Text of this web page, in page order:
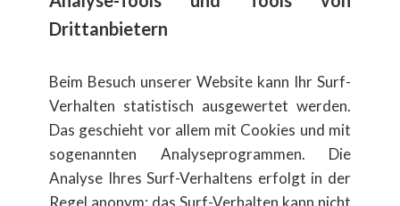
Drittanbietern
Beim Besuch unserer Website kann Ihr Surf-
Verhalten statistisch ausgewertet werden.
Das geschieht vor allem mit Cookies und mit
sogenannten Analyseprogrammen. Die
Analyse Ihres Surf-Verhaltens erfolgt in der
Regel anonym; das Surf-Verhalten kann nicht